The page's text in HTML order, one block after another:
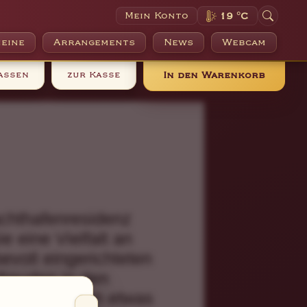
Arrangements News Webcam
Mein Konto 19 °C
zur Kasse In den Warenkorb
eingerichteten
in den
sich auch etwas